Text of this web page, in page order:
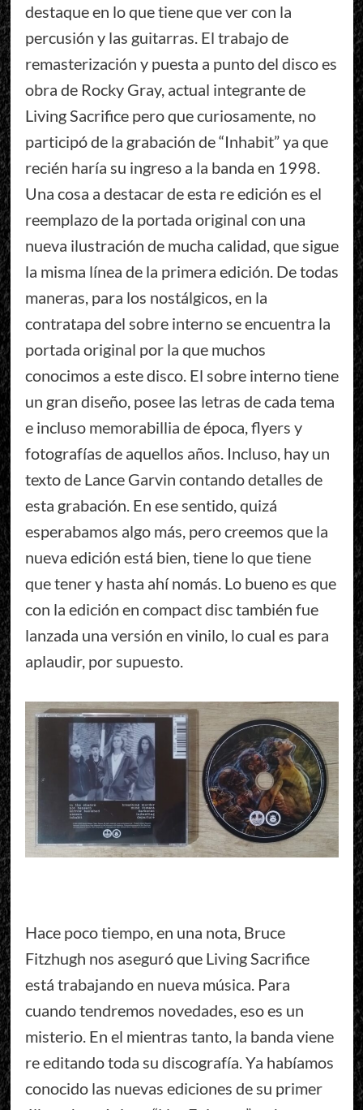
destaque en lo que tiene que ver con la
percusión y las guitarras. El trabajo de
remasterización y puesta a punto del disco es
obra de Rocky Gray, actual integrante de
Living Sacrifice pero que curiosamente, no
participó de la grabación de “Inhabit” ya que
recién haría su ingreso a la banda en 1998.
Una cosa a destacar de esta re edición es el
reemplazo de la portada original con una
nueva ilustración de mucha calidad, que sigue
la misma línea de la primera edición. De todas
maneras, para los nostálgicos, en la
contratapa del sobre interno se encuentra la
portada original por la que muchos
conocimos a este disco. El sobre interno tiene
un gran diseño, posee las letras de cada tema
e incluso memorabillia de época, flyers y
fotografías de aquellos años. Incluso, hay un
texto de Lance Garvin contando detalles de
esta grabación. En ese sentido, quizá
esperabamos algo más, pero creemos que la
nueva edición está bien, tiene lo que tiene
que tener y hasta ahí nomás. Lo bueno es que
con la edición en compact disc también fue
lanzada una versión en vinilo, lo cual es para
aplaudir, por supuesto.
Hace poco tiempo, en una nota, Bruce
Fitzhugh nos aseguró que Living Sacrifice
está trabajando en nueva música. Para
cuando tendremos novedades, eso es un
misterio. En el mientras tanto, la banda viene
re editando toda su discografía. Ya habíamos
conocido las nuevas ediciones de su primer